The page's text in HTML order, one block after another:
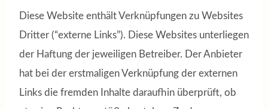
Diese Website enthält Verknüpfungen zu Websites
Dritter (“externe Links”). Diese Websites unterliegen
der Haftung der jeweiligen Betreiber. Der Anbieter
hat bei der erstmaligen Verknüpfung der externen
Links die fremden Inhalte daraufhin überprüft, ob